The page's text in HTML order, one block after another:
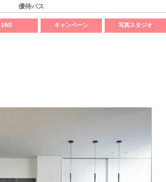
優待パス
SNS キャンペーン 写真スタジオ